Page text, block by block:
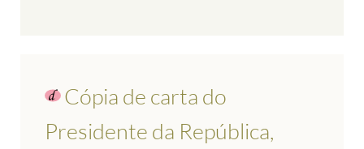
Cópia de carta do
Presidente da República,